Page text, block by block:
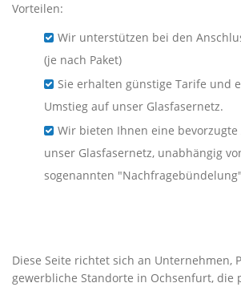
Vorteilen:
Wir unterstützen bei den
(je nach Paket)
Sie erhalten günstige Tarife und
Umstieg auf unser Glasfasernetz.
Wir bieten Ihnen eine
unser Glasfasernetz, unabhängig
sogenannten
Diese Seite richtet sich an Unternehmen,
gewerbliche Standorte in Ochsenfurt, die